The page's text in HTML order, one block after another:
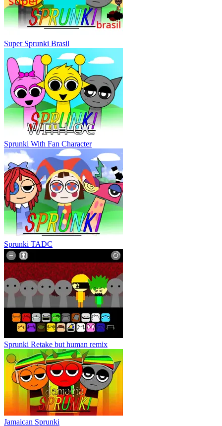
Super Sprunki Brasil
Sprunki With Fan Character
Sprunki TADC
Sprunki Retake but human remix
Jamaican Sprunki